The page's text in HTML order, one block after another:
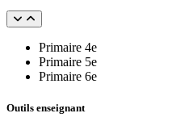
Primaire 4e
Primaire 5e
Primaire 6e
Outils enseignant